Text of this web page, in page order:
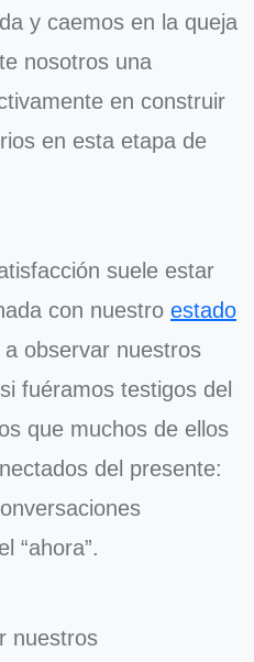
y caemos en la queja
nosotros una
en construir
en esta etapa de
suele estar
con nuestro estado
observar nuestros
fuéramos testigos del
que muchos de ellos
del presente:
“ahora”.
nuestros